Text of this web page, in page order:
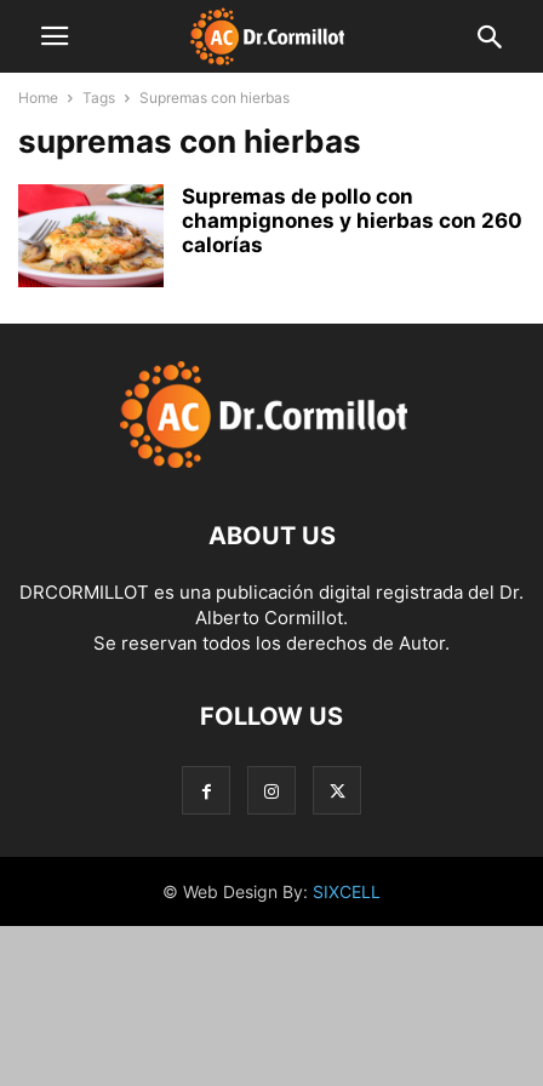
Home Tags Supremas con hierbas
supremas con hierbas
Supremas de pollo con
champignones y hierbas con 260
calorías
ABOUT US
DRCORMILLOT es una publicación digital registrada del Dr.
Alberto Cormillot.
Se reservan todos los derechos de Autor.
FOLLOW US
© Web Design By: SIXCELL